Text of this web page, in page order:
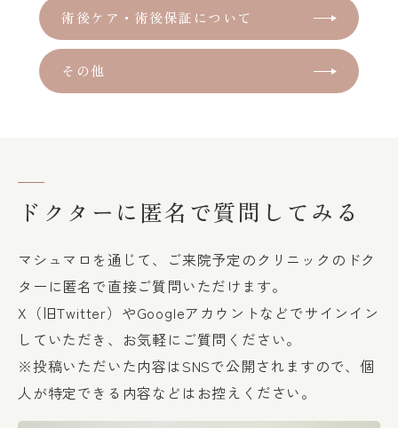
術後ケア・術後保証について
その他
ドクターに匿名で質問してみる
マシュマロを通じて、ご来院予定のクリニックのドク
ターに匿名で直接ご質問いただけます。
X（旧Twitter）やGoogleアカウントなどでサインイン
していただき、お気軽にご質問ください。
※投稿いただいた内容はSNSで公開されますので、個
人が特定できる内容などはお控えください。